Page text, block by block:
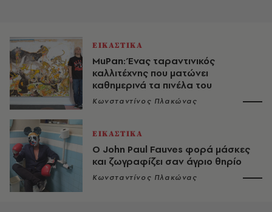
ΕΙΚΑΣΤΙΚΑ
MuPan: Ένας ταραντινικός
καλλιτέχνης που ματώνει
καθημερινά τα πινέλα του
Κωνσταντίνος Πλακώνας
ΕΙΚΑΣΤΙΚΑ
Ο John Paul Fauves φορά μάσκες
και ζωγραφίζει σαν άγριο θηρίο
Κωνσταντίνος Πλακώνας